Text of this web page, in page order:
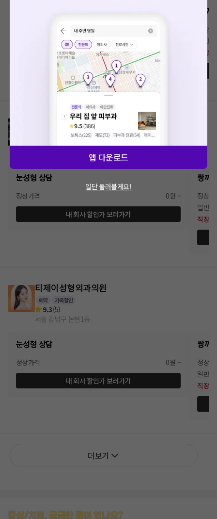
내 회사 할인가 보러가기
쌍꺼
정상
일반
직장인
디엠성형외과의원
가족할인
눈성형 상담
정상가격
0원 ~
내 회사 할인가 보러가기
쌍꺼
정상
일반
직장인
티제이성형외과의원
예약 가족할인
9.3(5)
서울 강남구 논현1동
눈성형 상담
정상가격
0원 ~
내 회사 할인가 보러가기
쌍꺼
정상
일반
직장인
더보기
증상/치료, 궁금한 점이 있나요?
앱 다운로드
일단 둘러볼게요!